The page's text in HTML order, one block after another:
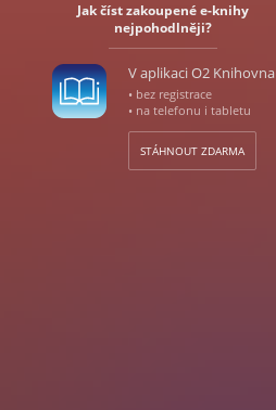
Jak číst zakoupené e-knihy
nejpohodlněji?
V aplikaci O2 Knihovna
• bez registrace
• na telefonu i tabletu
STÁHNOUT ZDARMA